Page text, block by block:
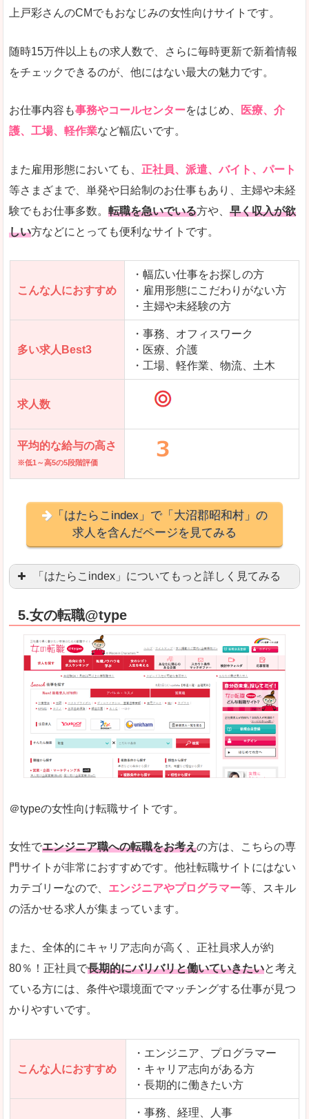
詳しい説明 サイト内の検索の人気ワードで英語や中国語など
人気度 普通のマイナビの方を使っている方が多く、女
さまざまな検索機能が充実しており、条件面やこ
ただし、求人情報が少し見づらいです。
「マイナビ転職女性のおしごと」で「大沼郡昭
和村」の
求人を含んだページを見てみる
上戸彩さんのCMでもおなじみの女性向けサイトです。
随時15万件以上もの求人数で、さらに毎時更新で新着情報
をチェックできるのが、他にはない最大の魅力です。
お仕事内容も事務やコールセンターをはじめ、
医療、介
護、工場、軽作業など幅広いです。
また雇用形態においても、 正社員、派遣、バイト、パート
等さまざまで、単発や日給制のお仕事もあり、主婦や未経
験でもお仕事多数。 転職を急いでいる方や、 早く収入が欲
しい方などにとっても便利なサイトです。
こんな人におすすめ
・幅広い仕事をお探しの方
・雇用形態にこだわりがない方
・主婦や未経験の方
多い求人Best3
・事務、オフィスワーク
・医療、介護
・工場、軽作業、物流、土木
求人数
平均的な給与の高さ
※低1～高5の5段階評価
「はたらこindex」で「大沼郡昭和村」の
求人を含んだページを見てみる
「はたらこindex」についてもっと詳しく見てみる
良いところ
求人が毎時更新されます！（他社求人サイトは週
希望職種の平均時給が瞬時にわかります。アルバ
求人数が多すぎて、逆に絞り込みに悩んだり、迷
雇用形態にもよりますが、給与額に幅があります。
詳しい説明
希望する職種の平均時給がすぐにわかるので、給
また、他社転職サイトにはない日払いや週払いと
新着案件が続々とアップされるので、転職を急い
人気度
また、上戸彩さんのCMでおなじみなこともあり
使いやすさ
全体的にオレンジ色のトーンで、見ていても疲れ
「はたらこindex」で「大沼郡昭和村」の
求人を含んだページを見てみる
5.女の転職@type
＠typeの女性向け転職サイトです。
女性でエンジニア職への転職をお考えの方は、こちらの専
門サイトが非常におすすめです。他社転職サイトにはない
カテゴリーなので、 エンジニアやプログラマー等、スキル
の活かせる求人が集まっています。
また、全体的にキャリア志向が高く、正社員求人が約
80％！正社員で長期的にバリバリと働いていきたいと考え
ている方には、条件や環境面でマッチングする仕事が見つ
かりやすいです。
こんな人におすすめ
・エンジニア、プログラマー
・キャリア志向がある方
・長期的に働きたい方
・事務、経理、人事